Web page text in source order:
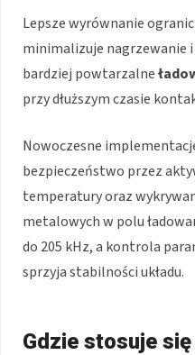
Lepsze wyrównanie
minimalizuje nagrzewanie
bardziej powtarzalne
przy dłuższym czasie
Nowoczesne
bezpieczeństwo przez
temperatury oraz
metalowych w polu
do 205 kHz, a kontrola
sprzyja stabilności układu.
Gdzie stosuje